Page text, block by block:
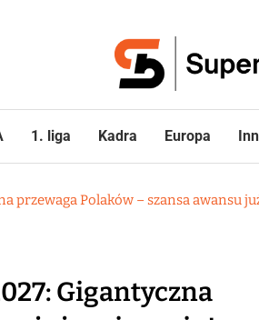
1. liga Kadra Europa
przewaga Polaków – szansa awansu
Gigantyczna